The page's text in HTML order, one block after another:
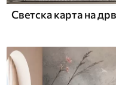
Светска карта на